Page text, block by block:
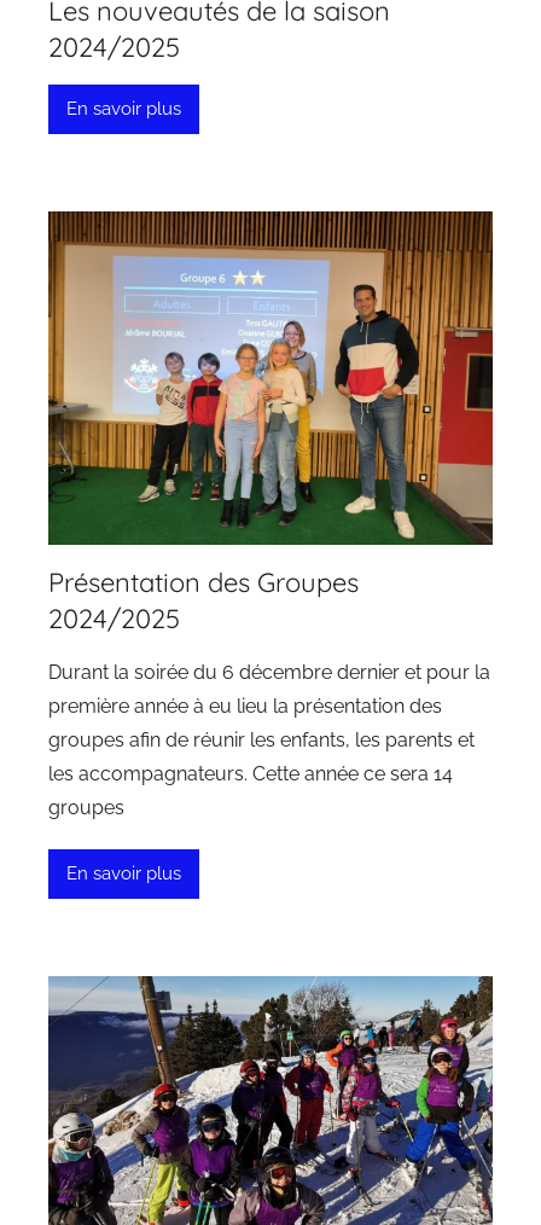
Les nouveautés de la saison
2024/2025
En savoir plus
Présentation des Groupes
2024/2025
Durant la soirée du 6 décembre dernier et pour la
première année à eu lieu la présentation des
groupes afin de réunir les enfants, les parents et
les accompagnateurs. Cette année ce sera 14
groupes
En savoir plus